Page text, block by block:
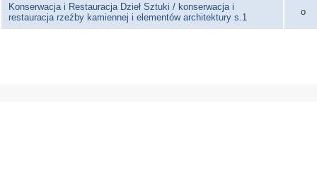
Konserwacja i Restauracja Dzieł Sztuki / konserwacja i
restauracja rzeźby kamiennej i elementów architektury s.1
o